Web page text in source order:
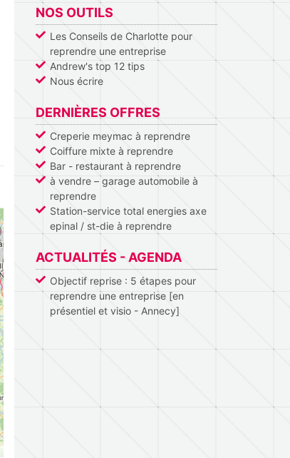
NOS OUTILS
Les Conseils de Charlotte pour
reprendre une entreprise
Andrew's top 12 tips
Nous écrire
DERNIÈRES OFFRES
Creperie meymac à reprendre
Coiffure mixte à reprendre
Bar - restaurant à reprendre
à vendre – garage automobile à
reprendre
Station-service total energies axe
epinal / st-die à reprendre
ACTUALITÉS - AGENDA
Objectif reprise : 5 étapes pour
reprendre une entreprise [en
présentiel et visio - Annecy]